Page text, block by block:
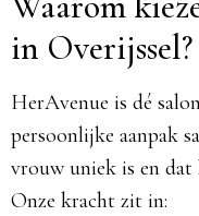
in Overijssel?
HerAvenue is dé
persoonlijke aanpak
vrouw uniek is en dat
Onze kracht zit in: